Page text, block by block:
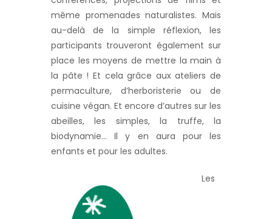
même promenades naturalistes. Mais
au-delà de la simple réflexion, les
participants trouveront également sur
place les moyens de mettre la main à
la pâte ! Et cela grâce aux ateliers de
permaculture, d’herboristerie ou de
cuisine végan. Et encore d’autres sur les
abeilles, les simples, la truffe, la
biodynamie… Il y en aura pour les
enfants et pour les adultes.
Les